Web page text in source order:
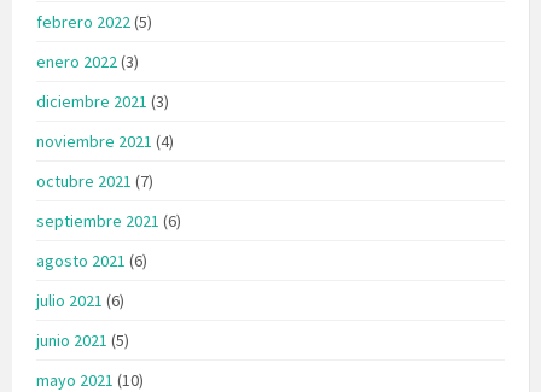
febrero 2022(5)
enero 2022(3)
diciembre 2021 (3)
noviembre 2021 (4)
octubre 2021 (7)
septiembre 2021 (6)
agosto 2021 (6)
julio 2021 (6)
junio 2021 (5)
mayo 2021 (10)